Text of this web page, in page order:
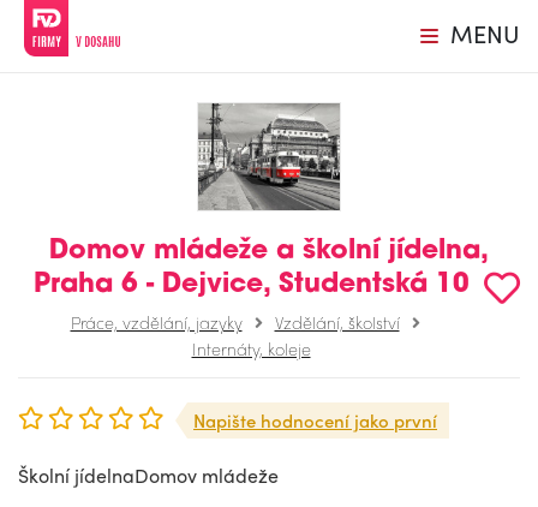
MENU
Domov mládeže a školní jídelna,
Praha 6 - Dejvice, Studentská 10
Práce, vzdělání, jazyky
Vzdělání, školství
Internáty, koleje
Napište hodnocení jako první
Školní jídelnaDomov mládeže